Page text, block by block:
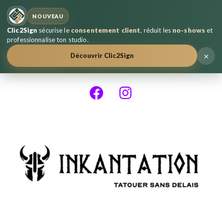
NOUVEAU
Clic2Sign sécurise le consentement client, réduit les no-shows et
professionnalise ton studio.
Découvrir Clic2Sign
×